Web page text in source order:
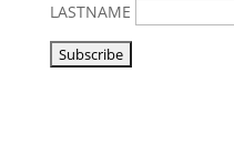
LASTNAME